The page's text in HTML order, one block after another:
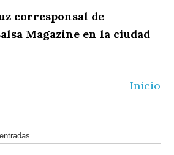
corresponsal de
Magazine en la ciudad
Inicio